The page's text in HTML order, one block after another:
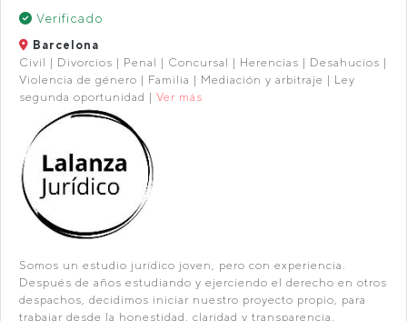
Verificado
Barcelona
Civil | Divorcios | Penal | Concursal | Herencias | Desahucios |
Violencia de género | Familia | Mediación y arbitraje | Ley
segunda oportunidad | Ver más
Somos un estudio jurídico joven, pero con experiencia.
Después de años estudiando y ejerciendo el derecho en otros
despachos, decidimos iniciar nuestro proyecto propio, para
trabajar desde la honestidad, claridad y transparencia.